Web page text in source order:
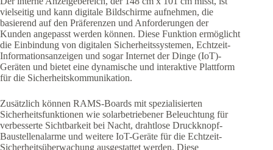
vielseitig und kann digitale Bildschirme aufnehmen, die
basierend auf den Präferenzen und Anforderungen der
Kunden angepasst werden können. Diese Funktion ermöglicht
die Einbindung von digitalen Sicherheitssystemen, Echtzeit-
Informationsanzeigen und sogar Internet der Dinge (IoT)-
Geräten und bietet eine dynamische und interaktive Plattform
für die Sicherheitskommunikation.
Zusätzlich können RAMS-Boards mit spezialisierten
Sicherheitsfunktionen wie solarbetriebener Beleuchtung für
verbesserte Sichtbarkeit bei Nacht, drahtlose Druckknopf-
Baustellenalarme und weitere IoT-Geräte für die Echtzeit-
Sicherheitsüberwachung ausgestattet werden. Diese